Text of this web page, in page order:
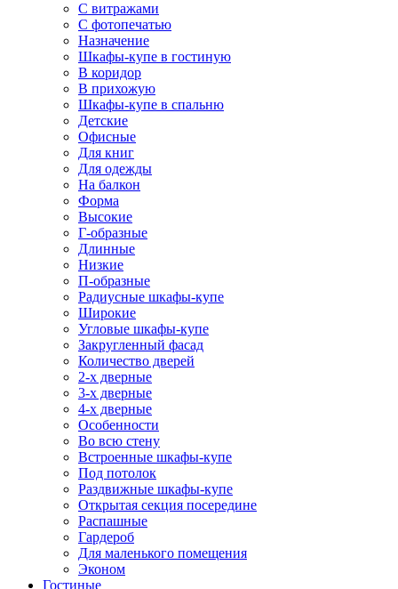
С витражами
С фотопечатью
Назначение
Шкафы-купе в гостиную
В коридор
В прихожую
Шкафы-купе в спальню
Детские
Офисные
Для книг
Для одежды
На балкон
Форма
Высокие
Г-образные
Длинные
Низкие
П-образные
Радиусные шкафы-купе
Широкие
Угловые шкафы-купе
Закругленный фасад
Количество дверей
2-х дверные
3-х дверные
4-х дверные
Особенности
Во всю стену
Встроенные шкафы-купе
Под потолок
Раздвижные шкафы-купе
Открытая секция посередине
Распашные
Гардероб
Для маленького помещения
Эконом
Гостиные